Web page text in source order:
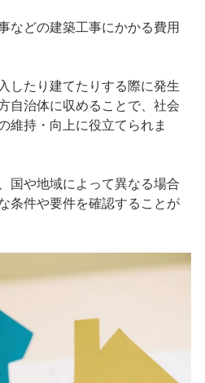
などの建築工事にかかる費用
したり建てたりする際に発生
自治体に収めることで、社会
維持・向上に役立てられま
国や地域によって異なる場合
条件や要件を確認することが